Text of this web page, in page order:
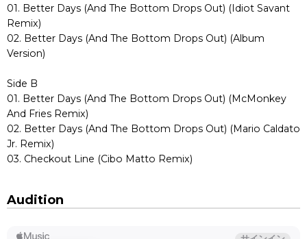
01. Better Days (And The Bottom Drops Out) (Idiot Savant
Remix)
02. Better Days (And The Bottom Drops Out) (Album
Version)
Side B
01. Better Days (And The Bottom Drops Out) (McMonkey
And Fries Remix)
02. Better Days (And The Bottom Drops Out) (Mario Caldato
Jr. Remix)
03. Checkout Line (Cibo Matto Remix)
Audition